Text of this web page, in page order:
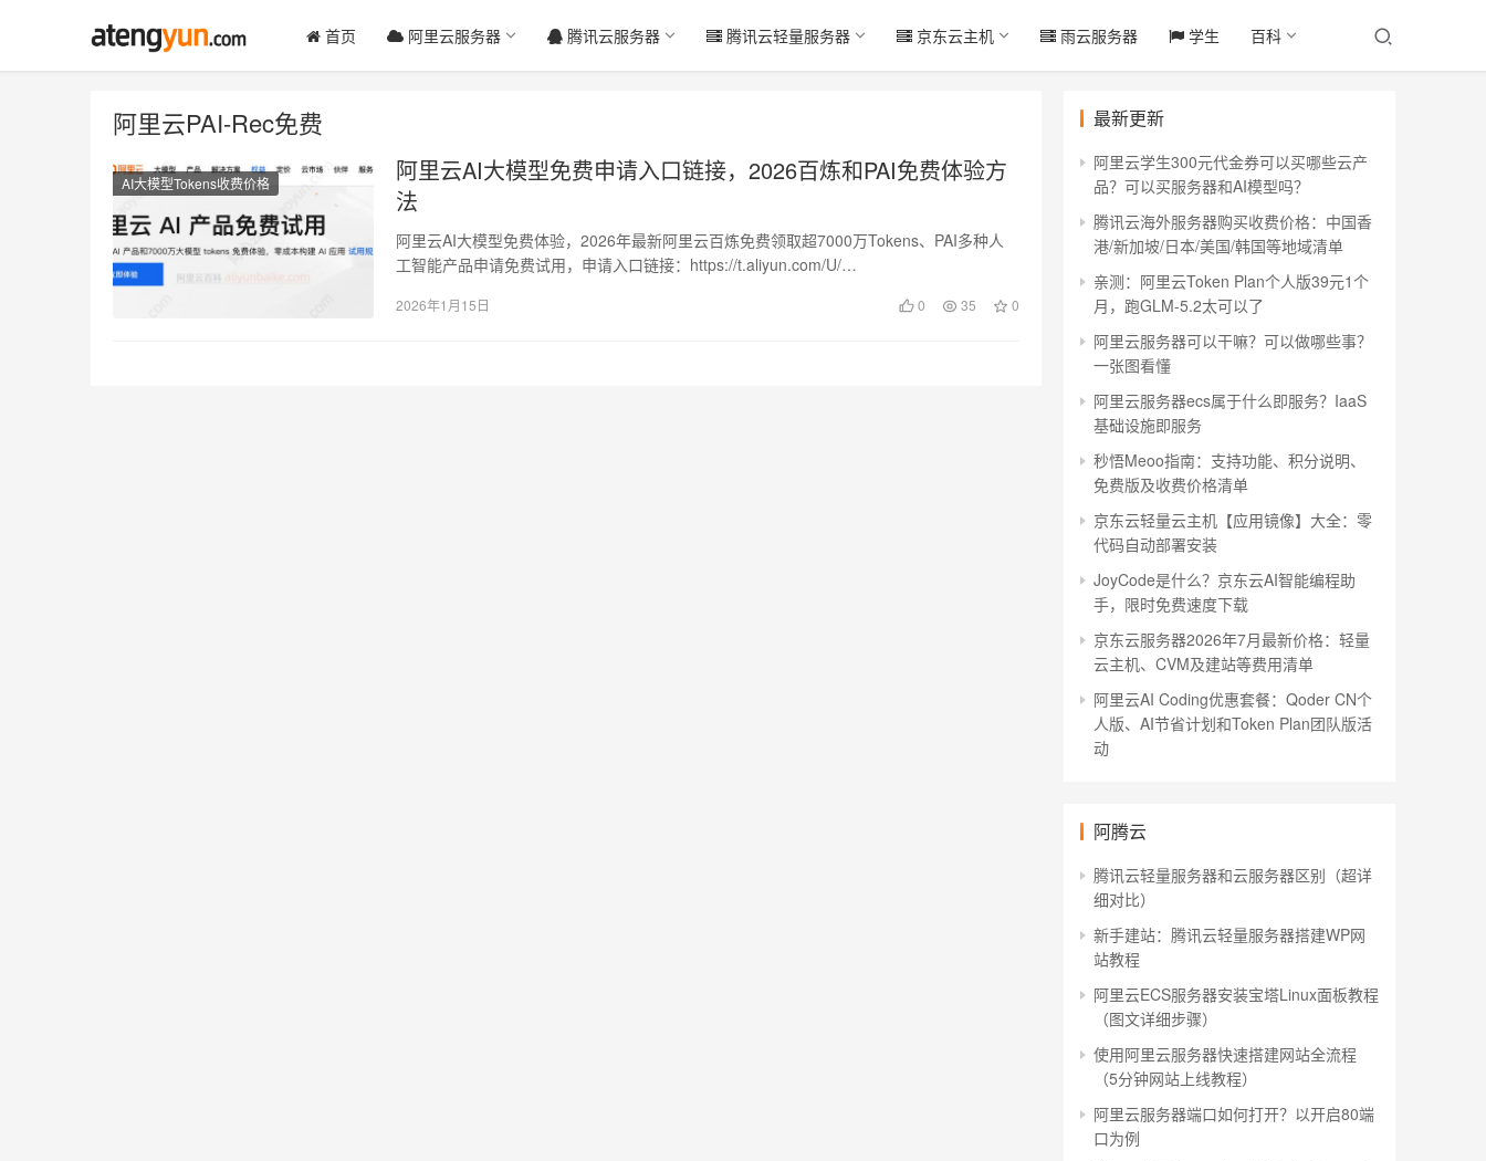
首页 阿里云服务器 腾讯云服务器 腾讯云轻量服务器 京东云主机 雨云服务器 学生 百科
阿里云PAI-Rec免费
AI大模型Tokens收费价格
阿里云AI大模型免费申请入口链接，2026百炼和PAI免费体验方
法
阿里云AI大模型免费体验，2026年最新阿里云百炼免费领取超7000万Tokens、PAI多种人
工智能产品申请免费试用，申请入口链接：https://t.aliyun.com/U/…
2026年1月15日 0 35 0
最新更新
阿里云学生300元代金券可以买哪些云产
品？可以买服务器和AI模型吗？
腾讯云海外服务器购买收费价格：中国香
港/新加坡/日本/美国/韩国等地域清单
亲测：阿里云Token Plan个人版39元1个
月，跑GLM-5.2太可以了
阿里云服务器可以干嘛？可以做哪些事？
一张图看懂
阿里云服务器ecs属于什么即服务？IaaS
基础设施即服务
秒悟Meoo指南：支持功能、积分说明、
免费版及收费价格清单
京东云轻量云主机【应用镜像】大全：零
代码自动部署安装
JoyCode是什么？京东云AI智能编程助
手，限时免费速度下载
京东云服务器2026年7月最新价格：轻量
云主机、CVM及建站等费用清单
阿里云AI Coding优惠套餐：Qoder CN个
人版、AI节省计划和Token Plan团队版活
动
阿腾云
腾讯云轻量服务器和云服务器区别（超详
细对比）
新手建站：腾讯云轻量服务器搭建WP网
站教程
阿里云ECS服务器安装宝塔Linux面板教程
（图文详细步骤）
使用阿里云服务器快速搭建网站全流程
（5分钟网站上线教程）
阿里云服务器端口如何打开？以开启80端
口为例